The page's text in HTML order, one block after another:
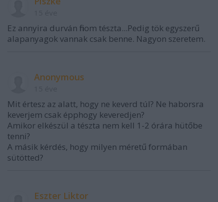
Ez annyira durván finom tészta...Pedig tök egyszerű
alapanyagok vannak csak benne. Nagyon szeretem.
Anonymous
Mit értesz az alatt, hogy ne keverd túl? Ne haborsra
keverjem csak épphogy keveredjen?
Amikor elkészül a tészta nem kell 1-2 órára hütőbe
tenni?
A másik kérdés, hogy milyen méretű formában
sütötted?
Eszter Liktor